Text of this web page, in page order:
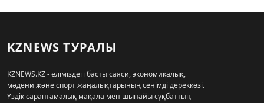
KZNEWS ТУРАЛЫ
KZNEWS.KZ - еліміздегі басты саяси, экономикалық,
мәдени және спорт жаңалықтарының сенімді дереккөзі.
Үздік сараптамалық мақала мен шынайы сұқбаттың